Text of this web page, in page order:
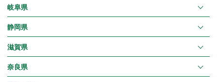
岐阜県
静岡県
滋賀県
奈良県